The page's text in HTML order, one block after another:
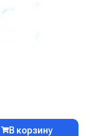
В корзину